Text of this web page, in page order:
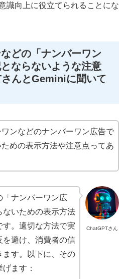
識向上に役立てられることにな
どの「ナンバーワン
ならないような注意
んとGeminiに聞いて
ンなどのナンバーワン広告で
めの表示方法や注意点ってあ
ChatGPTさん
「ナンバーワン広
ないための表示方法
。適切な方法で実
を避け、消費者の信
ます。以下に、その
ます：